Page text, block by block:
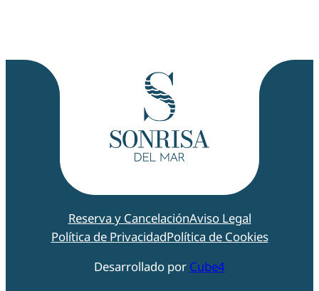
Reserva y CancelaciónAviso Legal
Política de PrivacidadPolítica de Cookies
Desarrollado por Cube4